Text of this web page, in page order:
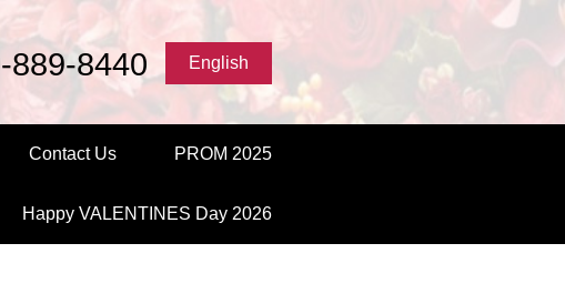
English
889-8440
Contact Us PROM 2025
Happy VALENTINES Day 2026